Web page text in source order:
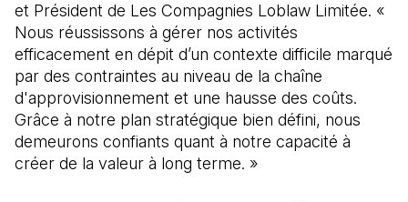
et Président de Les Compagnies Loblaw Limitée. «
Nous réussissons à gérer nos activités
efficacement en dépit d’un contexte difficile marqué
par des contraintes au niveau de la chaîne
d'approvisionnement et une hausse des coûts.
Grâce à notre plan stratégique bien défini, nous
demeurons confiants quant à notre capacité à
créer de la valeur à long terme. »